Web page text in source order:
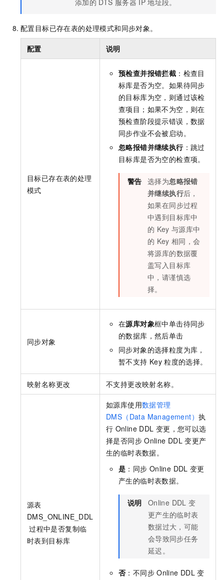
配置目标已存在表的处理模式和同步对象。
配置 说明
目标已存在表的处理
模式
预检查并报错拦截 ：检查目
标库是否为空。如果待同步
的目标库为空，则通过该检
查项目；如果不为空，则在
预检查阶段提示错误，数据
同步作业不会被启动。
忽略报错并继续执行：跳过
目标库是否为空的检查项。
警告 选择为忽略报错
并继续执行后，
如果在同步过程
中遇到目标库中
的 Key 与源库中
的 Key 相同，会
将源库的数据覆
盖写入目标库
中，请谨慎选
择。
同步对象
在源库对象框中单击待同步
的数据库，然后单击
同步对象的选择粒度为库，
暂不支持 Key 粒度的选择。
映射名称更改 不支持更改映射名称。
源表
DMS_ONLINE_DDL
过程中是否复制临
时表到目标库
如源库使用数据管理
DMS（Data Management） 执
行 Online DDL 变更，您可以选
择是否同步 Online DDL 变更产
生的临时表数据。
是 ：同步 Online DDL 变更
产生的临时表数据。
说明 Online DDL 变
更产生的临时表
数据过大，可能
会导致同步任务
延迟。
否：不同步 Online DDL 变